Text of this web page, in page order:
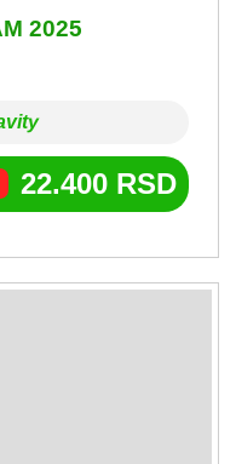
2025
22.400 RSD